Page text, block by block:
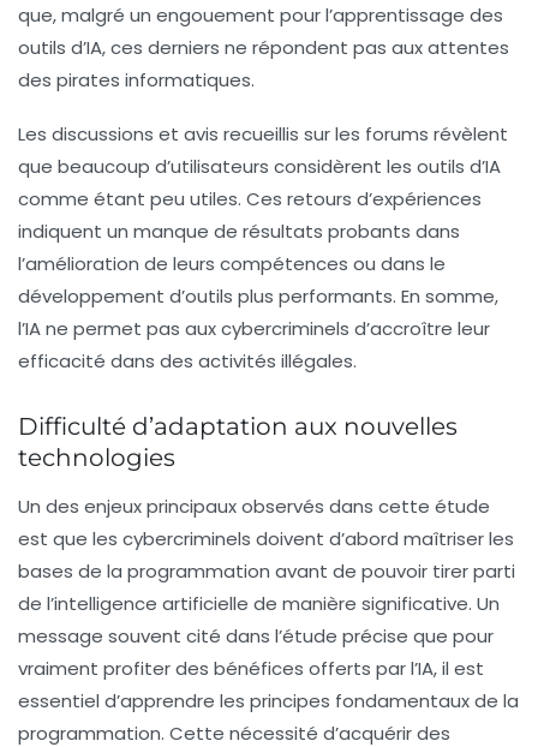
que, malgré un engouement pour l’apprentissage des
outils d’IA, ces derniers ne répondent pas aux attentes
des pirates informatiques.
Les discussions et avis recueillis sur les forums révèlent
que beaucoup d’utilisateurs considèrent les outils d’IA
comme étant peu utiles. Ces retours d’expériences
indiquent un manque de résultats probants dans
l’amélioration de leurs compétences ou dans le
développement d’outils plus performants. En somme,
l’IA ne permet pas aux cybercriminels d’accroître leur
efficacité dans des activités illégales.
Difficulté d’adaptation aux nouvelles
technologies
Un des enjeux principaux observés dans cette étude
est que les cybercriminels doivent d’abord maîtriser les
bases de la programmation avant de pouvoir tirer parti
de l’intelligence artificielle de manière significative. Un
message souvent cité dans l’étude précise que pour
vraiment profiter des bénéfices offerts par l’IA, il est
essentiel d’apprendre les principes fondamentaux de la
programmation. Cette nécessité d’acquérir des